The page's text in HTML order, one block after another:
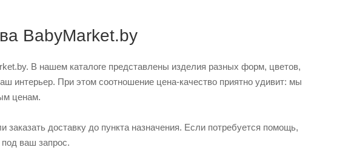
BabyMarket.by
В нашем каталоге представлены изделия разных форм, цветов,
интерьер. При этом соотношение цена-качество приятно удивит: мы
ценам.
доставку до пункта назначения. Если потребуется помощь,
ваш запрос.